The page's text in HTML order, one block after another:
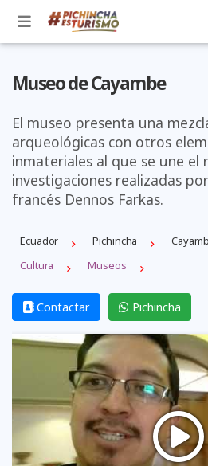
Museo de Cayambe
El museo presenta una
arqueológicas con otros
inmateriales al que se une el
investigaciones realizadas
francés Dennos Farkas.
Ecuador Pichincha
Cultura
Museos
Contactar Pichincha
Previous